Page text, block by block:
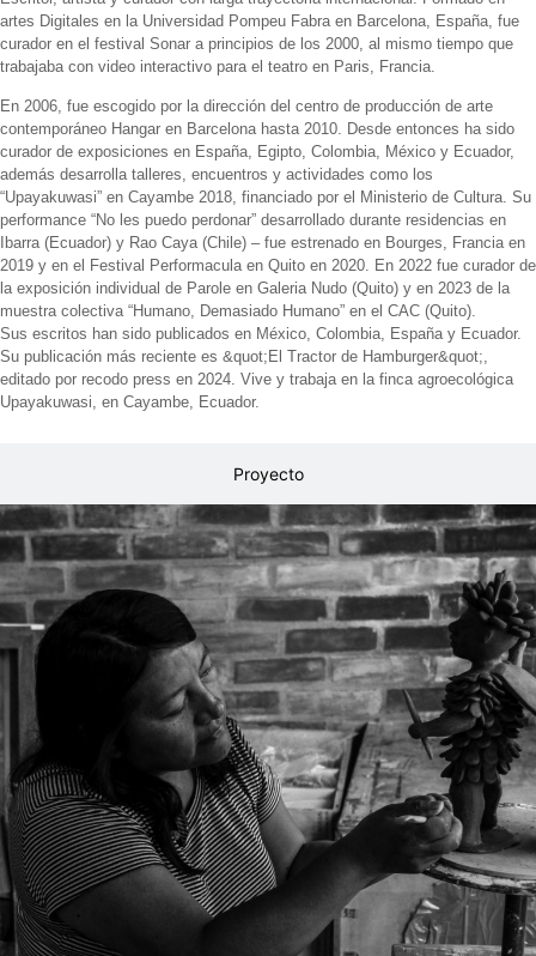
Proyecto
artes Digitales en la Universidad Pompeu Fabra en Barcelona, España, fue
curador en el festival Sonar a principios de los 2000, al mismo tiempo que
trabajaba con video interactivo para el teatro en Paris, Francia.
En 2006, fue escogido por la dirección del centro de producción de arte
contemporáneo Hangar en Barcelona hasta 2010. Desde entonces ha sido
curador de exposiciones en España, Egipto, Colombia, México y Ecuador,
además desarrolla talleres, encuentros y actividades como los
“Upayakuwasi” en Cayambe 2018, financiado por el Ministerio de Cultura. Su
performance “No les puedo perdonar” desarrollado durante residencias en
Ibarra (Ecuador) y Rao Caya (Chile) – fue estrenado en Bourges, Francia en
2019 y en el Festival Performacula en Quito en 2020. En 2022 fue curador de
la exposición individual de Parole en Galeria Nudo (Quito) y en 2023 de la
muestra colectiva “Humano, Demasiado Humano” en el CAC (Quito).
Sus escritos han sido publicados en México, Colombia, España y Ecuador.
Su publicación más reciente es &quot;El Tractor de Hamburger&quot;,
editado por recodo press en 2024. Vive y trabaja en la finca agroecológica
Upayakuwasi, en Cayambe, Ecuador.